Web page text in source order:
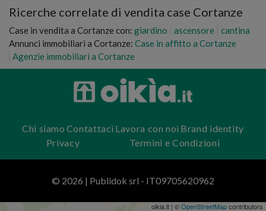
Ricerche correlate di vendita case Cortanze
Case in vendita a Cortanze con: giardino ascensore
cantina
Annunci immobiliari a Cortanze: Case in affitto a Cortanze
Agenzie immobiliari a Cortanze
Chi siamo Contattaci Lavora con noi Brand identity
Privacy
Termini e Condizioni
© 2026 | Publidok srl - IT09705620962
oikia.it | ©OpenStreetMapcontributors